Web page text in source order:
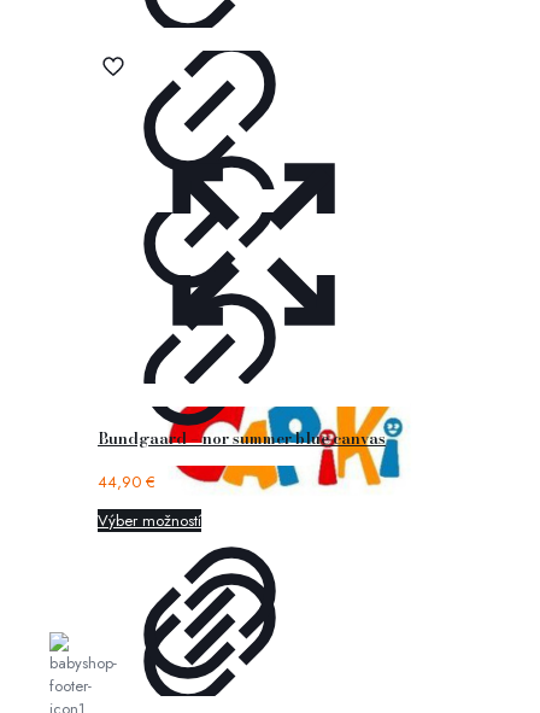
Bundgaard – nor summer blue canvas
44,90 €
Výber možností